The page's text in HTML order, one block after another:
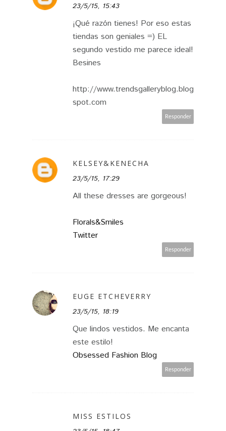
23/5/15, 15:43
¡Qué razón tienes! Por eso estas
tiendas son geniales =) EL
segundo vestido me parece ideal!
Besines
http://www.trendsgalleryblog.blog
spot.com
Responder
KELSEY&KENECHA
23/5/15, 17:29
All these dresses are gorgeous!
Florals&Smiles
Twitter
Responder
EUGE ETCHEVERRY
23/5/15, 18:19
Que lindos vestidos. Me encanta
este estilo!
Obsessed Fashion Blog
Responder
MISS ESTILOS